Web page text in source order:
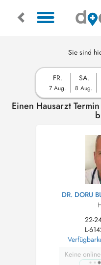
Sie sind
FR.
7 Aug.
SA.
8 Aug.
Einen Hausarzt
DR. DORU
22-
L-
Keine